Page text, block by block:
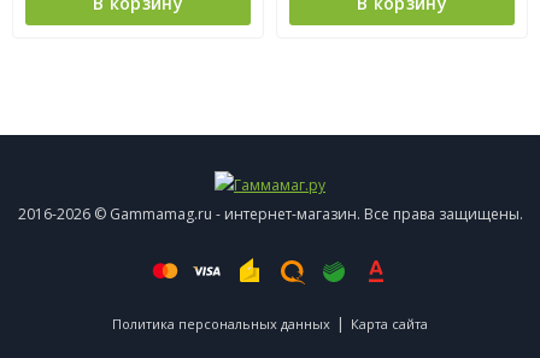
2016-2026 © Gammamag.ru - интернет-магазин. Все права защищены.
Политика персональных данных | Карта сайта